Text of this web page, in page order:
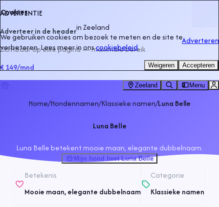
ADVERTENTIE
Adverteer in de headerinZeeland
Zichtbaar op elke pagina — maximale bereik
€ 149/mnd
Adverteren
Zeeland Menu
Home/Hondennamen/Klassieke namen/Luna Belle
Luna Belle
Luna Belle betekent mooie maan, elegante dubbelnaam.
Mijn hond heet Luna Belle
Betekenis
Mooie maan, elegante dubbelnaam
Categorie
Klassieke namen
Cookies
We gebruiken cookies om bezoek te meten en de site te
verbeteren. Lees meer in onscookiebeleid.
Weigeren Accepteren